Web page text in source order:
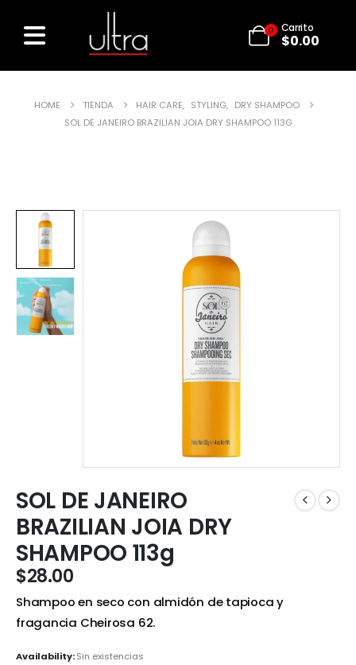
0 Carrito
$0.00
HOME TIENDA HAIR CARE, STYLING, DRY SHAMPOO
SOL DE JANEIRO BRAZILIAN JOIA DRY SHAMPOO 113G
SOL DE JANEIRO
BRAZILIAN JOIA DRY
SHAMPOO 113g
$28.00
Shampoo en seco con almidón de tapioca y
fragancia Cheirosa 62.
Availability:Sin existencias